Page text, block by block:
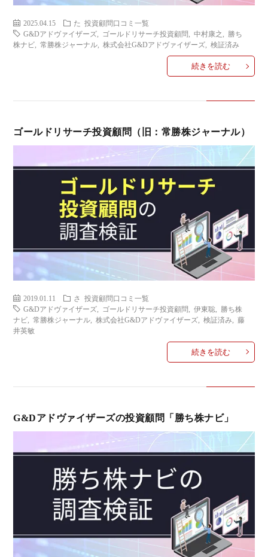
2025.04.15 た
投資顧問口コミ一覧
G&Dアドヴァイザーズ
ゴールドリサーチ投資顧問 ,中村康之
勝ち
株ナビ ,常勝株ジャーナル ,株式会社G&Dアドヴァイザーズ ,検証済み
続きを読む
ゴールドリサーチ投資顧問（旧：常勝株ジャーナル）
2019.01.11 さ
投資顧問口コミ一覧
G&Dアドヴァイザーズ
ゴールドリサーチ投資顧問 ,伊東聡
勝ち株
ナビ ,常勝株ジャーナル ,株式会社G&Dアドヴァイザーズ ,検証済み ,藤
井英敏
続きを読む
G&Dアドヴァイザーズの投資顧問「勝ち株ナビ」